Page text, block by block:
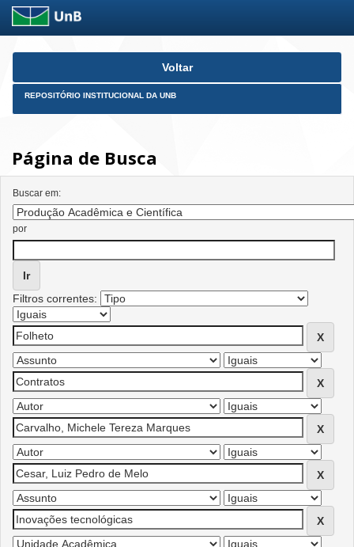
Skip
Voltar
REPOSITÓRIO INSTITUCIONAL DA UNB
Página de Busca
Buscar em:
por
Filtros correntes: